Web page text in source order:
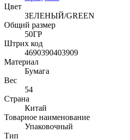
Цвет
ЗЕЛЕНЫЙ/GREEN
Общий размер
50ГР
Штрих код
4690390403909
Материал
Бумага
Вес
54
Страна
Китай
Товарное наименование
Упаковочный
Тип